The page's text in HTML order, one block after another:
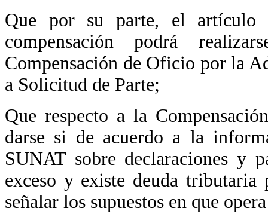
Que por su parte, el artículo
compensación podrá
Compensación de Oficio por la
a Solicitud de Parte;
Que respecto a la
darse si de acuerdo a la
SUNAT sobre declaraciones y
exceso y existe deuda
señalar los supuestos en que